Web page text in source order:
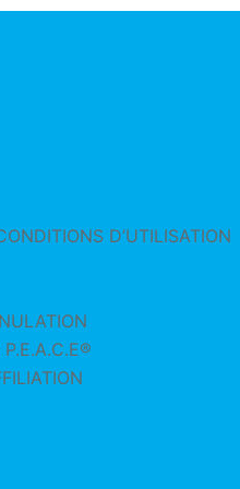
D’UTILISATION